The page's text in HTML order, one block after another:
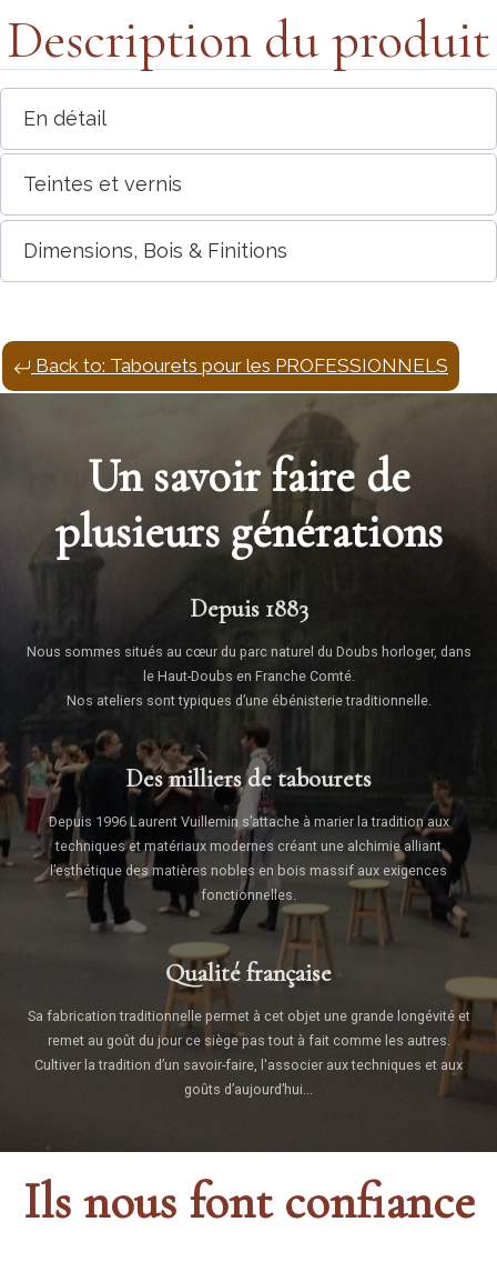
Description du produit
En détail
Teintes et vernis
Dimensions, Bois & Finitions
Back to: Tabourets pour les PROFESSIONNELS
Un savoir faire de
plusieurs générations
Depuis 1883
Nous sommes situés au cœur du parc naturel du Doubs horloger, dans
le Haut-Doubs en Franche Comté.
Nos ateliers sont typiques d’une ébénisterie traditionnelle.
Des milliers de tabourets
Depuis 1996 Laurent Vuillemin s’attache à marier la tradition aux
techniques et matériaux modernes créant une alchimie alliant
l’esthétique des matières nobles en bois massif aux exigences
fonctionnelles.
Qualité française
Sa fabrication traditionnelle permet à cet objet une grande longévité et
remet au goût du jour ce siège pas tout à fait comme les autres.
Cultiver la tradition d’un savoir-faire, l'associer aux techniques et aux
goûts d’aujourd’hui...
Ils nous font confiance